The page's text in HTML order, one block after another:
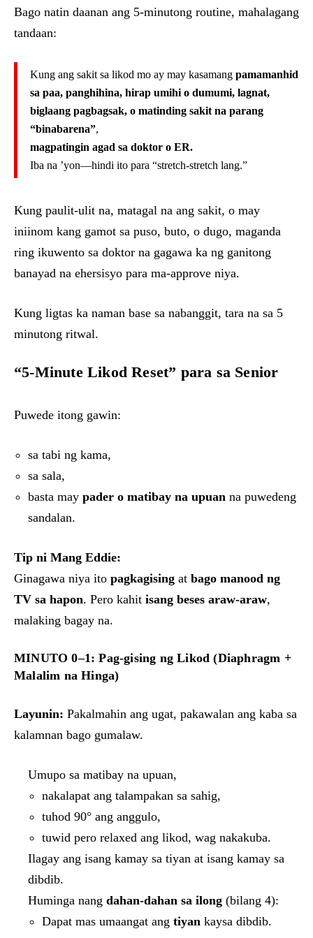
Bago natin daanan ang 5-minutong routine, mahalagang
tandaan:
Kung ang sakit sa likod mo ay may kasamang pamamanhid
sa paa, panghihina, hirap umihi o dumumi, lagnat,
biglaang pagbagsak, o matinding sakit na parang
“binabarena”,
magpatingin agad sa doktor o ER.
Iba na ’yon—hindi ito para “stretch-stretch lang.”
Kung paulit-ulit na, matagal na ang sakit, o may
iniinom kang gamot sa puso, buto, o dugo, maganda
ring ikuwento sa doktor na gagawa ka ng ganitong
banayad na ehersisyo para ma-approve niya.
Kung ligtas ka naman base sa nabanggit, tara na sa 5
minutong ritwal.
“5-Minute Likod Reset” para sa Senior
Puwede itong gawin:
sa tabi ng kama,
sa sala,
basta may pader o matibay na upuan na puwedeng
sandalan.
Tip ni Mang Eddie:
Ginagawa niya ito pagkagising at bago manood ng
TV sa hapon. Pero kahit isang beses araw-araw,
malaking bagay na.
MINUTO 0–1: Pag-gising ng Likod (Diaphragm +
Malalim na Hinga)
Layunin: Pakalmahin ang ugat, pakawalan ang kaba sa
kalamnan bago gumalaw.
Umupo sa matibay na upuan,
nakalapat ang talampakan sa sahig,
tuhod 90° ang anggulo,
tuwid pero relaxed ang likod, wag nakakuba.
Ilagay ang isang kamay sa tiyan at isang kamay sa
dibdib.
Huminga nang dahan-dahan sa ilong (bilang 4):
Dapat mas umaangat ang tiyan kaysa dibdib.